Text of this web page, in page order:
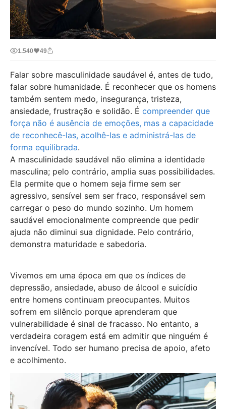
1.540 49
Falar sobre masculinidade saudável é, antes de tudo,
falar sobre humanidade. É reconhecer que os homens
também sentem medo, insegurança, tristeza,
ansiedade, frustração e solidão. É compreender que
força não é ausência de emoções, mas a capacidade
de reconhecê-las, acolhê-las e administrá-las de
forma equilibrada.
A masculinidade saudável não elimina a identidade
masculina; pelo contrário, amplia suas possibilidades.
Ela permite que o homem seja firme sem ser
agressivo, sensível sem ser fraco, responsável sem
carregar o peso do mundo sozinho. Um homem
saudável emocionalmente compreende que pedir
ajuda não diminui sua dignidade. Pelo contrário,
demonstra maturidade e sabedoria.
Vivemos em uma época em que os índices de
depressão, ansiedade, abuso de álcool e suicídio
entre homens continuam preocupantes. Muitos
sofrem em silêncio porque aprenderam que
vulnerabilidade é sinal de fracasso. No entanto, a
verdadeira coragem está em admitir que ninguém é
invencível. Todo ser humano precisa de apoio, afeto
e acolhimento.